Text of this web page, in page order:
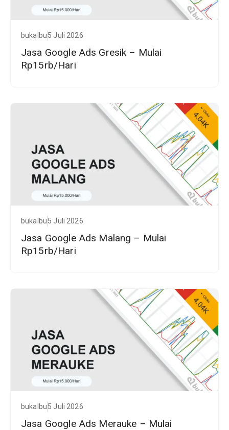
bukalbu5 Juli 2026
Jasa Google Ads Gresik – Mulai
Rp15rb/Hari
bukalbu5 Juli 2026
Jasa Google Ads Malang – Mulai
Rp15rb/Hari
bukalbu5 Juli 2026
Jasa Google Ads Merauke – Mulai